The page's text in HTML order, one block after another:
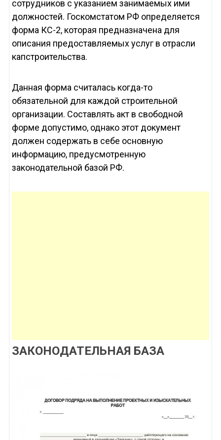
сотрудников с указанием занимаемых ими
должностей. Госкомстатом РФ определяется
форма КС-2, которая предназначена для
описания предоставляемых услуг в отрасли
капстроительства.
Данная форма считалась когда-то
обязательной для каждой строительной
организации. Составлять акт в свободной
форме допустимо, однако этот документ
должен содержать в себе основную
информацию, предусмотренную
законодательной базой РФ.
ЗАКОНОДАТЕЛЬНАЯ БАЗА